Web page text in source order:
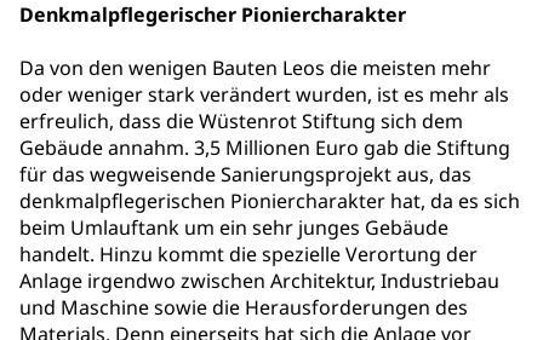
Denkmalpflegerischer Pioniercharakter
Da von den wenigen Bauten Leos die meisten mehr
oder weniger stark verändert wurden, ist es mehr als
erfreulich, dass die Wüstenrot Stiftung sich dem
Gebäude annahm. 3,5 Millionen Euro gab die Stiftung
für das wegweisende Sanierungsprojekt aus, das
denkmalpflegerischen Pioniercharakter hat, da es sich
beim Umlauftank um ein sehr junges Gebäude
handelt. Hinzu kommt die spezielle Verortung der
Anlage irgendwo zwischen Architektur, Industriebau
und Maschine sowie die Herausforderungen des
Materials. Denn einerseits hat sich die Anlage vor